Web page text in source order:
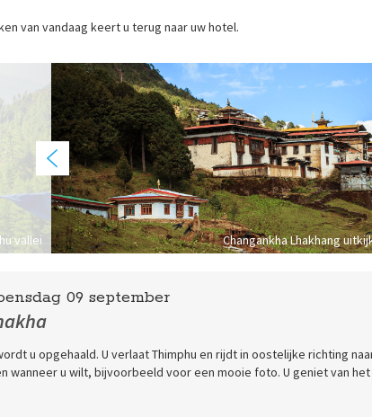
van vandaag keert u terug naar uw hotel.
vallei Changankha Lhakhang
09 september
u opgehaald. U verlaat Thimphu en rijdt in oostelijke richting
wanneer u wilt, bijvoorbeeld voor een mooie foto. U geniet van